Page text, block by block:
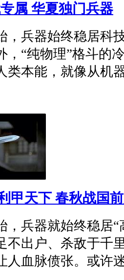
属 华夏独门兵器
，兵器始终稳居科
，“纯物理”格斗的
类本能，就像从
甲天下 春秋战国
，兵器就始终稳居
不出户、杀敌于千
人血脉偾张。或